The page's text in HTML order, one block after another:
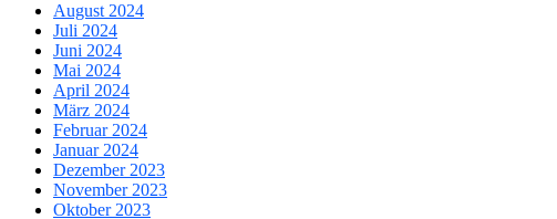
August 2024
Juli 2024
Juni 2024
Mai 2024
April 2024
März 2024
Februar 2024
Januar 2024
Dezember 2023
November 2023
Oktober 2023